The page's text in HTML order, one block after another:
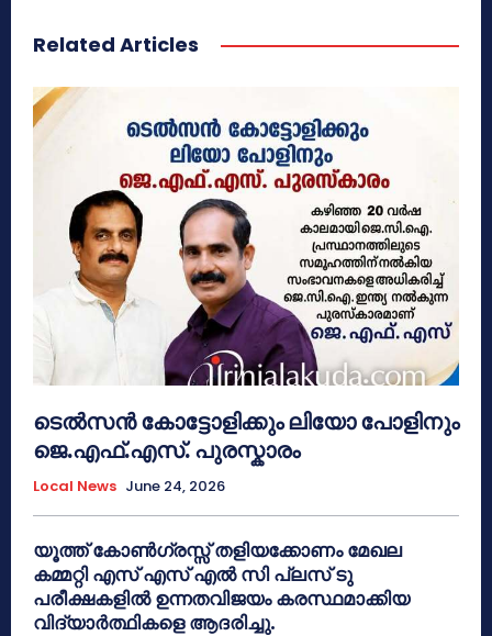
Related Articles
ടെൽസൻ കോട്ടോളിക്കും ലിയോ പോളിനും
ജെ.എഫ്.എസ്. പുരസ്കാരം
Local News June 24, 2026
യൂത്ത് കോൺഗ്രസ്സ് തളിയക്കോണം മേഖല
കമ്മറ്റി എസ് എസ് എൽ സി പ്ലസ് ടു
പരീക്ഷകളിൽ ഉന്നതവിജയം കരസ്ഥമാക്കിയ
വിദ്യാർത്ഥികളെ ആദരിച്ചു.